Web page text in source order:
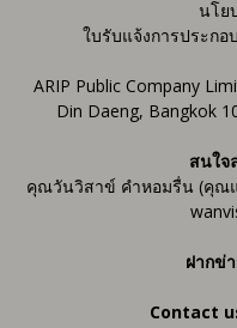
นโย
ใบรับแจ้งการประก
ARIP Public Company
Din Daeng, Bangkok
สนใจ
คุณวันวิสาข์ คำหอมรื่น (คุณแ
ฝากข่
Contact